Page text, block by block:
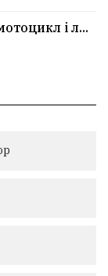
і л...